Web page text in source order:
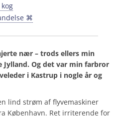
⌘
nær – trods ellers min
Jylland. Og det var min farbror
i Kastrup i nogle år og
lind strøm af flyvemaskiner
København. Ret irriterende for